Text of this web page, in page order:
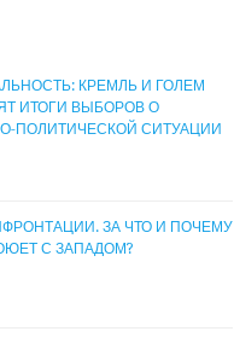
КРЕМЛЬ И ГОЛЕМ
ИТОГИ ВЫБОРОВ О
ПОЛИТИЧЕСКОЙ СИТУАЦИИ
ЗА ЧТО И ПОЧЕМУ
С ЗАПАДОМ?